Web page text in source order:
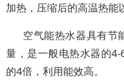
加热，压缩后的高温热能
空气能热水器具有节
量，是一般电热水器的
的4倍，利用能效高。